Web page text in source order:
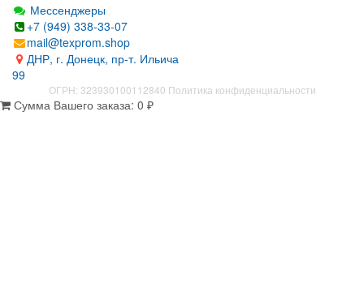
Мессенджеры
+7 (949) 338-33-07
mail@texprom.shop
ДНР, г. Донецк, пр-т. Ильича
99
ОГРН: 323930100112840 Политика конфиденциальности
Сумма Вашего заказа: 0 ₽